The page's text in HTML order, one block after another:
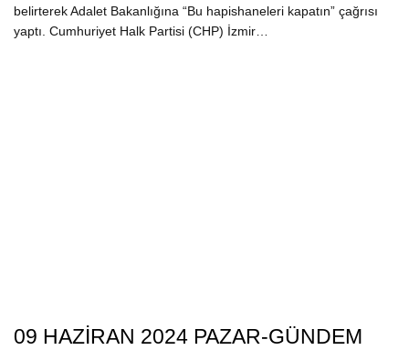
belirterek Adalet Bakanlığına “Bu hapishaneleri kapatın” çağrısı
yaptı. Cumhuriyet Halk Partisi (CHP) İzmir…
09 HAZİRAN 2024 PAZAR-GÜNDEM